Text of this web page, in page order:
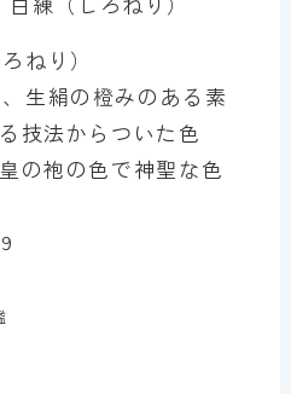
ねり）
生絹の橙みのある素
技法からついた色
の袍の色で神聖な色